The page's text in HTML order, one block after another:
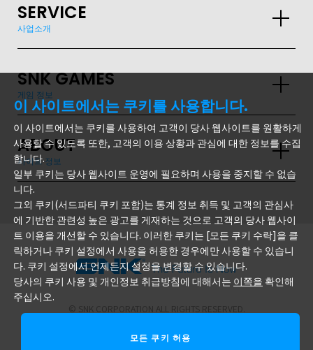
JPN ENG 簡体
SERVICE
사업소개
SNK GAMES
게임 정보
ABOUT
사이트 정보
주식회사 SNK
© SNK CORPORATION ALL RIGHTS RESERVED.
이 사이트에서는 쿠키를 사용합니다.
이 사이트에서는 쿠키를 사용하여 고객이 당사 웹사이트를 원활하게
사용할 수 있도록 또한, 고객의 이용 상황과 관심에 대한 정보를 수집
합니다.
일부 쿠키는 당사 웹사이트 운영에 필요하며 사용을 중지할 수 없습
니다.
그외 쿠키(서드파티 쿠키 포함)는 통계 정보 취득 및 고객의 관심사
에 기반한 관련성 높은 광고를 게재하는 것으로 고객의 당사 웹사이
트 이용을 개선할 수 있습니다. 이러한 쿠키는 [모든 쿠키 수락]을 클
릭하거나 쿠키 설정에서 사용을 허용한 경우에만 사용할 수 있습니
다. 쿠키 설정에서 언제든지 설정을 변경할 수 있습니다.
당사의 쿠키 사용 및 개인정보 취급방침에 대해서는 이쪽을 확인해
주십시오.
모든 쿠키 허용